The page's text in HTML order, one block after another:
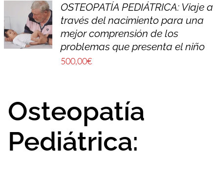
OSTEOPATÍA PEDIÁTRICA: Viaje a
través del nacimiento para una
mejor comprensión de los
problemas que presenta el niño
500,00€
Osteopatía
Pediátrica: